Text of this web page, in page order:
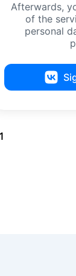
Afterwards,
of the
personal